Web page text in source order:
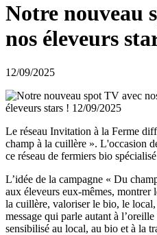
Notre nouveau
nos éleveurs
12/09/2025
Le réseau Invitation à la Ferme
champ à la cuillère ». L'occasion
ce réseau de fermiers bio
L’idée de la campagne « Du
aux éleveurs eux-mêmes, montrer
la cuillère, valoriser le bio, le
message qui parle autant à
sensibilisé au local, au bio et à la